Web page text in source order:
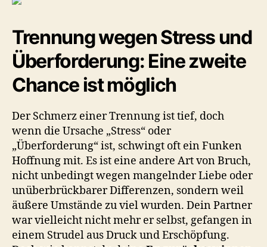
Überforderung:
Leitfaden
Chance
Trennung wegen Stress und
Überforderung: Eine zweite
Chance ist möglich
Der Schmerz einer Trennung ist tief, doch
wenn die Ursache „Stress“ oder
„Überforderung“ ist, schwingt oft ein Funken
Hoffnung mit. Es ist eine andere Art von Bruch,
nicht unbedingt wegen mangelnder Liebe oder
unüberbrückbarer Differenzen, sondern weil
äußere Umstände zu viel wurden. Dein Partner
war vielleicht nicht mehr er selbst, gefangen in
einem Strudel aus Druck und Erschöpfung.